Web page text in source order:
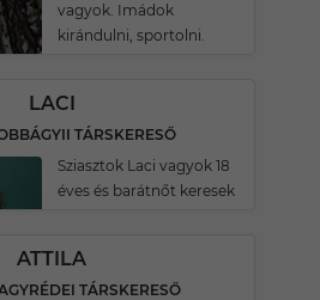
vagyok. Imádok
kirándulni, sportolni.
LACI
TÁRSKERESŐ
Sziasztok Laci vagyok 18
éves és barátnőt keresek
ATTILA
TÁRSKERESŐ